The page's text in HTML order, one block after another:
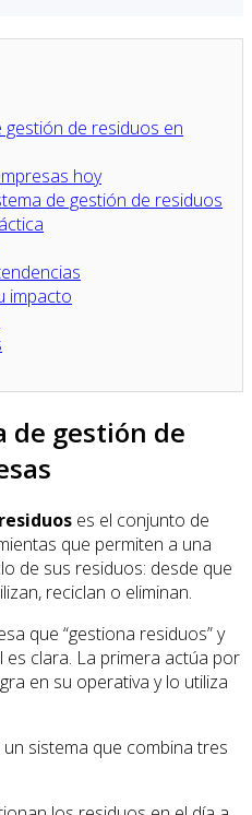
gestión de residuos en
hoy
de gestión de residuos
impacto
de gestión de
es el conjunto de
que permiten a una
de sus residuos: desde que
reciclan o eliminan.
que “gestiona residuos” y
clara. La primera actúa por
en su operativa y lo utiliza
sistema que combina tres